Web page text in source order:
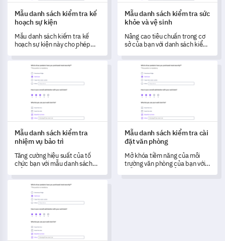
Mẫu danh sách kiểm tra kế
hoạch sự kiện
Mẫu danh sách kiểm tra kế
hoạch sự kiện này cho phép
các sự kiện thành công phù
hợp với sở thích của khán giả.
Mẫu danh sách kiểm tra sức
khỏe và vệ sinh
Nâng cao tiêu chuẩn trong cơ
sở của bạn với danh sách kiểm
Mẫu danh sách kiểm tra nhiệm vụ bảo trì
Mẫu danh sách kiểm tra
nhiệm vụ bảo trì
Tăng cường hiệu suất của tổ
chức bạn với mẫu danh sách
để biến đổi hiệu quả của các
thực hành hàng ngày.
Mẫu danh sách kiểm tra cài
Mẫu danh sách kiểm tra cài
đặt văn phòng
Mở khóa tiềm năng của môi
trường văn phòng của bạn với
Mẫu danh sách kiểm tra cột mốc dự án